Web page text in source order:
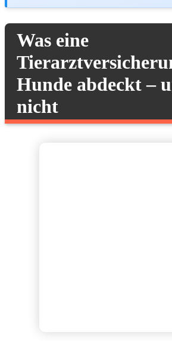
Was eine
Hunde abdeckt –
nicht